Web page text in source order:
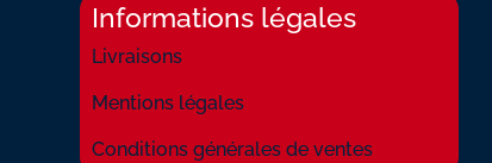
Informations légales
Livraisons
Mentions légales
Conditions générales de ventes